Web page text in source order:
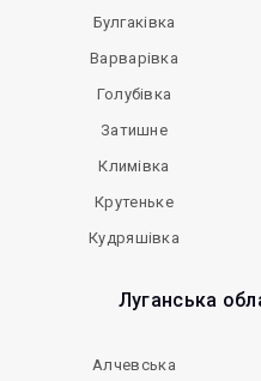
Булгаківка
Варварівка
Голубівка
Затишне
Климівка
Крутеньке
Кудряшівка
Луганська
Алчевська